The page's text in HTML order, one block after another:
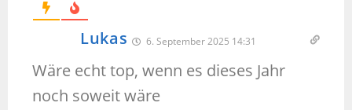
Lukas 6. September 2025 14:31
Wäre echt top, wenn es dieses Jahr
noch soweit wäre